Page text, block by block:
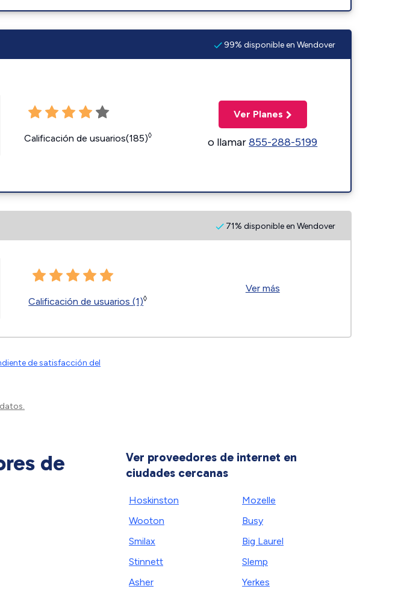
99% disponible en Wendover
Calificación de usuarios(185)◊
Ver Planes
o llamar855-288-5199
71% disponible en Wendover
Calificación de usuarios (1)◊
Ver más
de satisfacción del
de
Ver proveedores de internet en
ciudades cercanas
Hoskinston
Wooton
Smilax
Stinnett
Asher
Mozelle
Busy
Big Laurel
Slemp
Yerkes